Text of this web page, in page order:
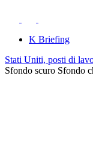
K Briefing
Stati Uniti, posti di
Sfondo scuro Sfondo